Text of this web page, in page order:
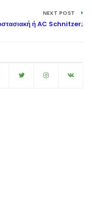
NEXT POST
ή AC Schnitzer;